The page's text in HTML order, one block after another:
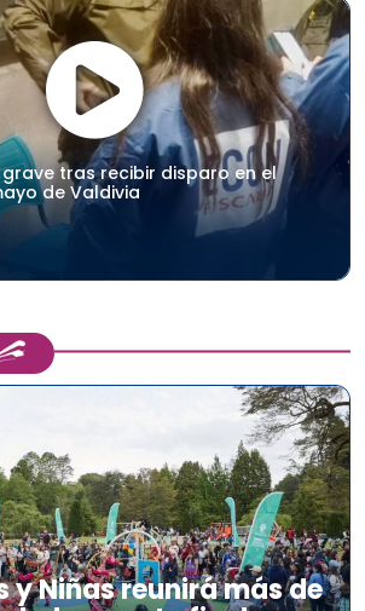
tras recibir disparo en el
de Valdivia
y Niñas reunirá más de